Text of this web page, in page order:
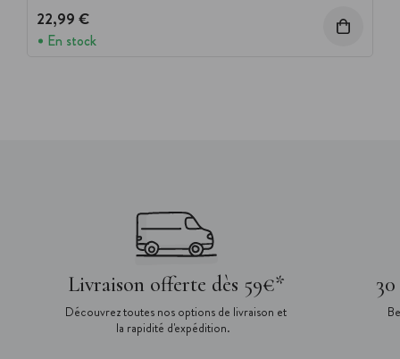
22,99 €
En stock
Livraison offerte dès 59€*
Découvrez toutes nos options de livraison et
la rapidité d'expédition.